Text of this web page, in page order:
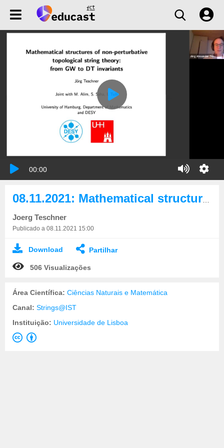
00:00
Joerg Teschner
Publicado a 08.11.2021 15:00
Download Partilhar
506 Visualizações
Área Científica: Ciências Naturais e Matemática
Canal: Strings@IST
Instituição: Universidade de Lisboa